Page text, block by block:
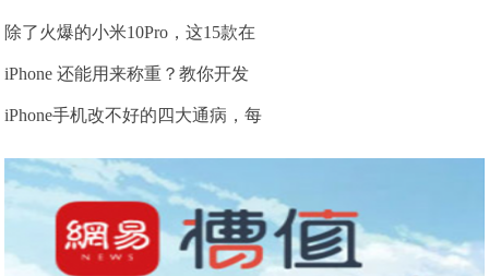
除了火爆的小米10Pro，这15款在
iPhone 还能用来称重？教你开发
iPhone手机改不好的四大通病，每